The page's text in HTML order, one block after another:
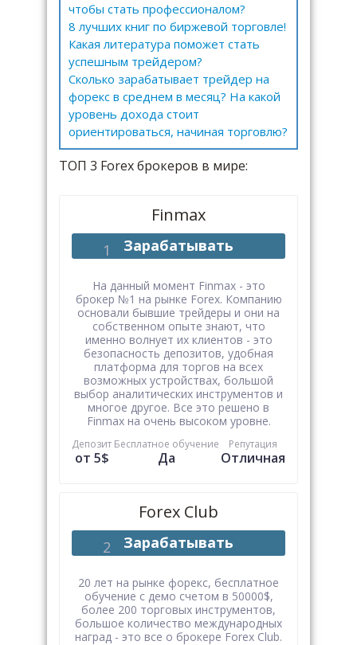
чтобы стать профессионалом?
8 лучших книг по биржевой торговле!
Какая литература поможет стать
успешным трейдером?
Сколько зарабатывает трейдер на
форекс в среднем в месяц? На какой
уровень дохода стоит
ориентироваться, начиная торговлю?
ТОП 3 Forex брокеров в мире:
Finmax
Зарабатывать
На данный момент Finmax - это
брокер №1 на рынке Forex. Компанию
основали бывшие трейдеры и они на
собственном опыте знают, что
именно волнует их клиентов - это
безопасность депозитов, удобная
платформа для торгов на всех
возможных устройствах, большой
выбор аналитических инструментов и
многое другое. Все это решено в
Finmax на очень высоком уровне.
Депозит
от 5$
Бесплатное обучение
Да
Репутация
Отличная
Forex Club
Зарабатывать
20 лет на рынке форекс, бесплатное
обучение с демо счетом в 50000$,
более 200 торговых инструментов,
большое количество международных
наград - это все о брокере Forex Club.